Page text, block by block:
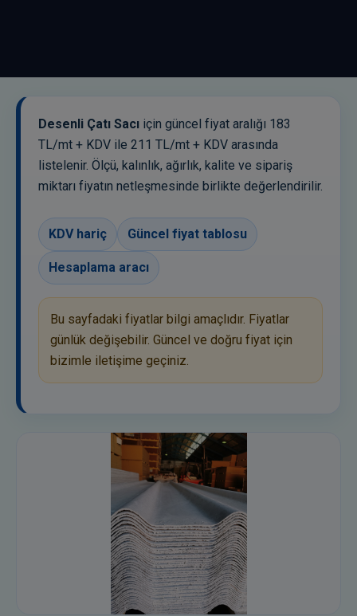
U Profil Fiyatları
BORU VE ÇATI
Boru Fiyatları
Galvaniz Boru Fiyatları
Şeffaf Ondulin
Tüm ürünleri görüntüle
Desenli Çatı Sacı için güncel fiyat aralığı 183
TL/mt + KDV ile 211 TL/mt + KDV arasında
listelenir. Ölçü, kalınlık, ağırlık, kalite ve sipariş
miktarı fiyatın netleşmesinde birlikte değerlendirilir.
KDV hariç Güncel fiyat tablosu
Hesaplama aracı
Bu sayfadaki fiyatlar bilgi amaçlıdır. Fiyatlar
günlük değişebilir. Güncel ve doğru fiyat için
bizimle iletişime geçiniz.